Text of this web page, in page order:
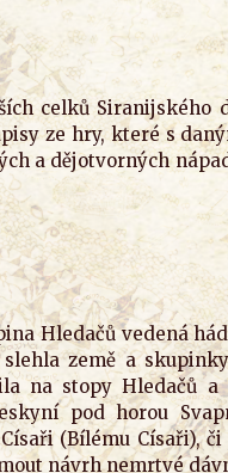
celků Siranijského
ze hry, které s
a dějotvorných
Hledačů vedená
země a
na stopy Hledačů a
pod horou
(Bílému Císaři),
návrh nemrtvé